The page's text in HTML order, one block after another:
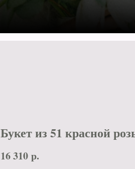
Букет из 51 красной
16 310 р.